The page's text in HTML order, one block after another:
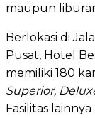
maupun
Berlokasi di
Pusat, Hotel
memiliki 180
Superior,
Fasilitas